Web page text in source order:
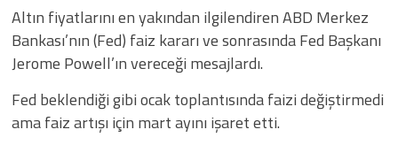
Altın fiyatlarını en yakından ilgilendiren ABD Merkez
Bankası’nın (Fed) faiz kararı ve sonrasında Fed Başkanı
Jerome Powell’ın vereceği mesajlardı.
Fed beklendiği gibi ocak toplantısında faizi değiştirmedi
ama faiz artışı için mart ayını işaret etti.